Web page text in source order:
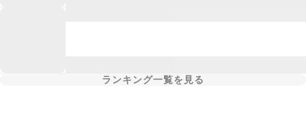
ランキング一覧を見る